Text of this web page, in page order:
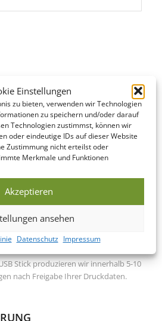
Einstellungen
zu bieten, verwenden wir Technologien
zu speichern und/oder darauf
Technologien zustimmst, können wir
oder eindeutige IDs auf dieser Website
Zustimmung nicht erteilst oder
Merkmale und Funktionen
Akzeptieren
ansehen
Datenschutz Impressum
bieten wir kurze Produktionszeiten.
der einzelnen Schritte…
gleichen Werktag werden Ihre
Daten überprüft und korrigiert.
Stick produzieren wir innerhalb 5-10
nach Freigabe Ihrer Druckdaten.